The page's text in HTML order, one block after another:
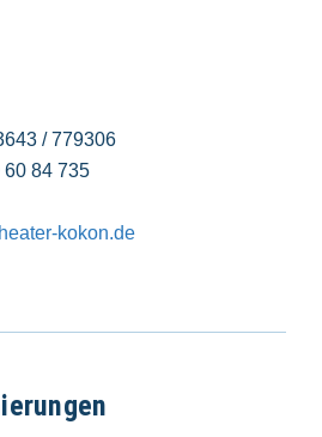
/ 779306
60 84 735
kokon.de